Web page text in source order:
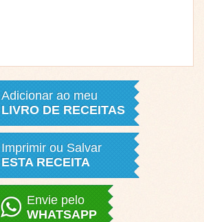
Adicionar ao meu
LIVRO DE RECEITAS
Imprimir ou Salvar
ESTA RECEITA
Envie pelo
WHATSAPP